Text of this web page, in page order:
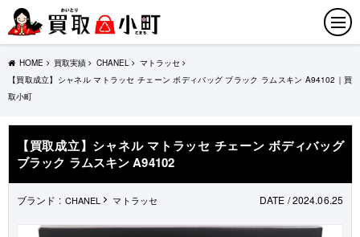
HOME 買取実績 CHANEL
マトラッセ
【買取成立】シャネル マトラッセ チェーン ボディバッグ ブラック ラムスキン A94102｜買
取小町
【買取成立】シャネル マトラッセ チェーン ボディバッグ
ブラック ラムスキン A94102
ブランド : CHANEL マトラッセ DATE / 2024.06.25